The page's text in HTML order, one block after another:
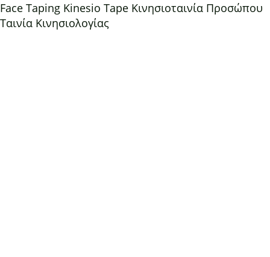
Face Taping Kinesio Tape Κινησιοταινία Προσώπου
Ταινία Κινησιολογίας